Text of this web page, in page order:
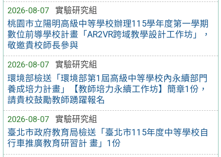
2026-08-07
實驗研究組
桃園市立陽明高級中等學校辦理115學年度第一學期
數位前導學校計畫「AR2VR跨域教學設計工作坊」，
敬邀貴校師長參與
2026-08-07
實驗研究組
環境部檢送「環境部第1屆高級中等學校內永續部門
養成培力計畫」【教師培力永續工作坊】簡章1份，
請貴校鼓勵教師踴躍報名
2026-08-07
實驗研究組
臺北市政府教育局檢送「臺北市115年度中等學校自
行車推廣教育研習計 畫」1份